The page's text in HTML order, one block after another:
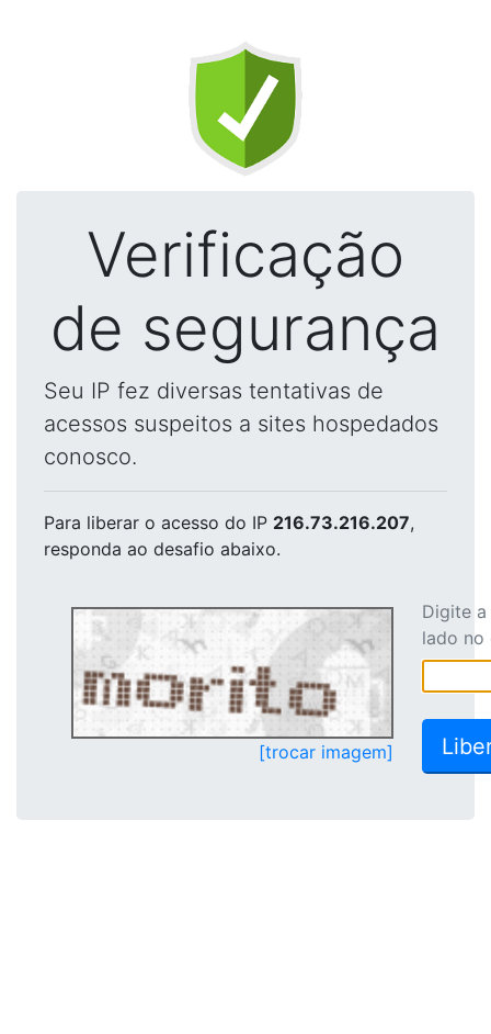
Verificação
de segurança
Seu IP fez diversas tentativas de
acessos suspeitos a sites hospedados
conosco.
Para liberar o acesso do IP 216.73.216.207,
responda ao desafio abaixo.
[trocar imagem]
Digite
lado no